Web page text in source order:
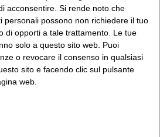
acconsentire. Si rende noto che
personali possono non richiedere il tuo
di opporti a tale trattamento. Le tue
solo a questo sito web. Puoi
o revocare il consenso in qualsiasi
sito e facendo clic sul pulsante
web.
il Post: che è partito
voler portare gli approcci di
un progetto più grande.
ed è diventato anche altro:
che prosegue da oltre 16